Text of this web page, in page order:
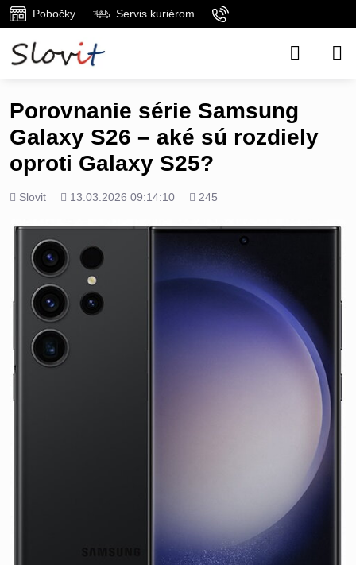
Pobočky Servis kuriérom
Porovnanie série Samsung
Galaxy S26 – aké sú rozdiely
oproti Galaxy S25?
Pridal
Slovit Pridané
13.03.2026 09:14:10
Počet
245